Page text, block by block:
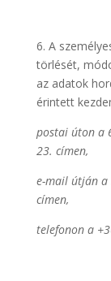
6. A
törlését,
az adatok
érintett
postai úton a
23. címen,
e-mail útján a
címen,
telefonon a